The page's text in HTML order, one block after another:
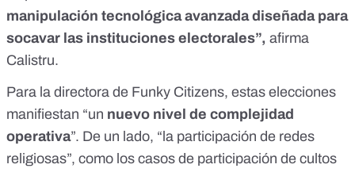
manipulación tecnológica avanzada diseñada para
socavar las instituciones electorales”, afirma
Calistru.
Para la directora de Funky Citizens, estas elecciones
manifiestan “un nuevo nivel de complejidad
operativa”. De un lado, “la participación de redes
religiosas”, como los casos de participación de cultos